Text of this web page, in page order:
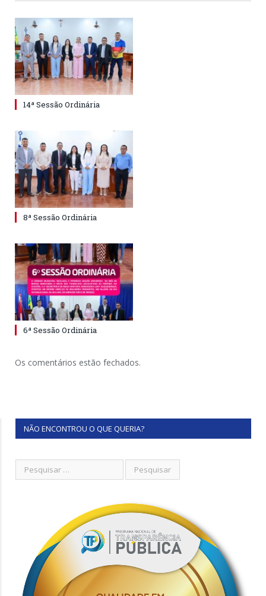
14ª Sessão Ordinária
8ª Sessão Ordinária
6ª Sessão Ordinária
Os comentários estão fechados.
NÃO ENCONTROU O QUE QUERIA?